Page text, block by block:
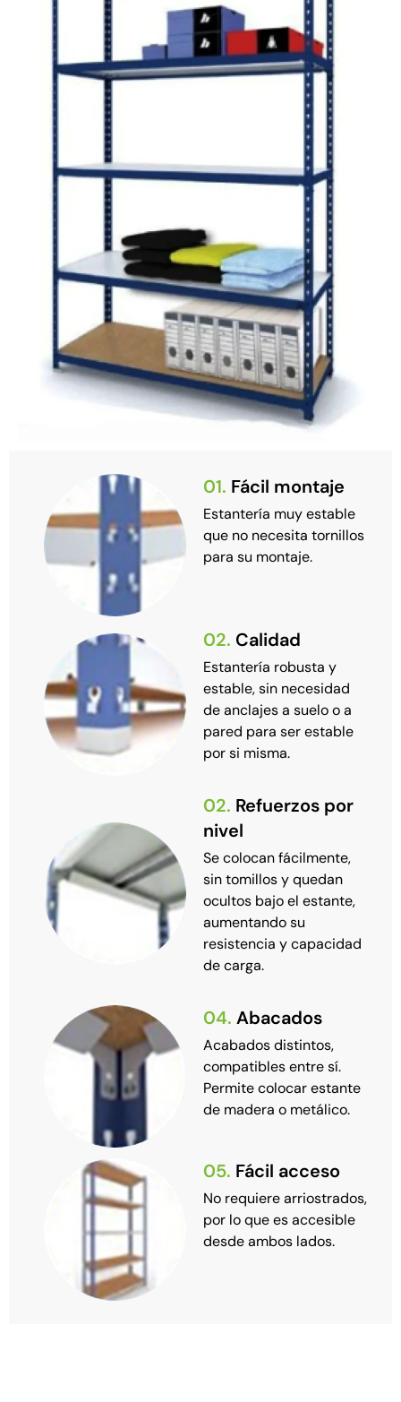
01. Fácil montaje
Estantería muy estable
que no necesita tornillos
para su montaje.
02. Calidad
Estantería robusta y
estable, sin necesidad
de anclajes a suelo o a
pared para ser estable
por si misma.
02. Refuerzos por
nivel
Se colocan fácilmente,
sin tomillos y quedan
ocultos bajo el estante,
aumentando su
resistencia y capacidad
de carga.
04. Abacados
Acabados distintos,
compatibles entre sí.
Permite colocar estante
de madera o metálico.
05. Fácil acceso
No requiere arriostrados,
por lo que es accesible
desde ambos lados.